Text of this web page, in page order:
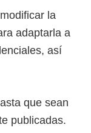
la
adaptarla a
así
que sean
publicadas.